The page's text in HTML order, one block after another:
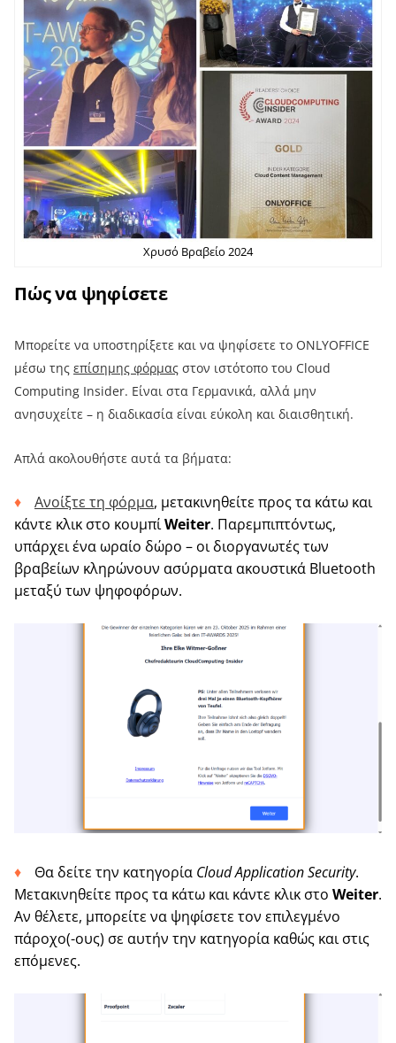
Χρυσό Βραβείο 2024
Πώς να ψηφίσετε
Μπορείτε να υποστηρίξετε και να ψηφίσετε το ONLYOFFICE
μέσω της επίσημης φόρμας στον ιστότοπο του Cloud
Computing Insider. Είναι στα Γερμανικά, αλλά μην
ανησυχείτε – η διαδικασία είναι εύκολη και διαισθητική.
Απλά ακολουθήστε αυτά τα βήματα:
Ανοίξτε τη φόρμα, μετακινηθείτε προς τα κάτω και
κάντε κλικ στο κουμπίWeiter. Παρεμπιπτόντως,
υπάρχει ένα ωραίο δώρο – οι διοργανωτές των
βραβείων κληρώνουν ασύρματα ακουστικά Bluetooth
μεταξύ των ψηφοφόρων.
Θα δείτε την κατηγορία Cloud Application Security.
Μετακινηθείτε προς τα κάτω και κάντε κλικ στο Weiter.
Αν θέλετε, μπορείτε να ψηφίσετε τον επιλεγμένο
πάροχο(-ους) σε αυτήν την κατηγορία καθώς και στις
επόμενες.